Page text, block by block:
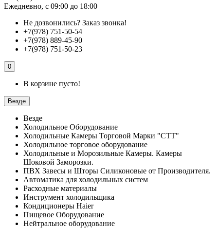
Ежедневно, с 09:00 до 18:00
Не дозвонились? Заказ звонка!
+7(978) 751-50-54
+7(978) 889-45-90
+7(978) 751-50-23
0
В корзине пусто!
Везде
Везде
Холодильное Оборудование
Холодильные Камеры Торговой Марки "СТТ"
Холодильное торговое оборудование
Холодильные и Морозильные Камеры. Камеры
Шоковой Заморозки.
ПВХ Завесы и Шторы Силиконовые от Производителя.
Автоматика для холодильных систем
Расходные материалы
Инструмент холодильщика
Кондиционеры Haier
Пищевое Оборудование
Нейтральное оборудование